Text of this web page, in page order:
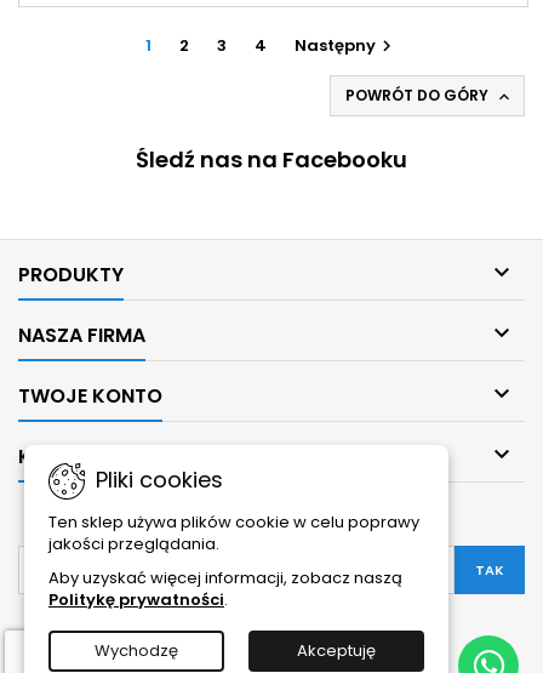
1 2 3 4 Następny 
POWRÓT DO GÓRY 
Śledź nas na Facebooku
PRODUKTY 
NASZA FIRMA 
TWOJE KONTO 
KONTAKT 
Pliki cookies
Ten sklep używa plików cookie w celu poprawy
jakości przeglądania.
Aby uzyskać więcej informacji, zobacz naszą
Politykę prywatności.
Wychodzę Akceptuję
NEWSLETTER